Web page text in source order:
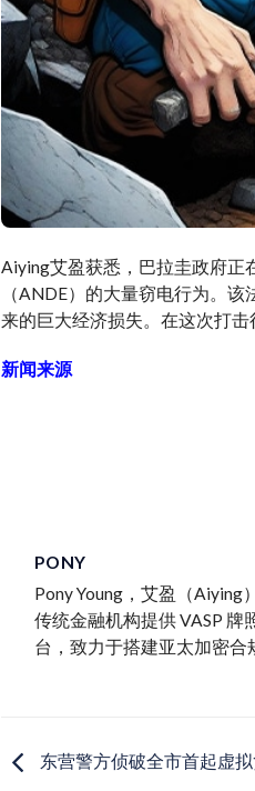
Aiying艾盈获悉，巴拉圭政府正
（ANDE）的大量窃电行为。
来的巨大经济损失。在这次打
新闻来源
PONY
Pony Young，艾盈（
传统金融机构提供 VASP
台，致力于搭建亚太加密合
东营警方侦破全市首起虚